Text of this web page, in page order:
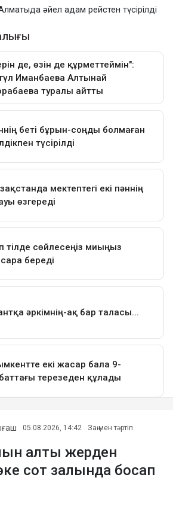
әйел адам рейстен түсірілді
05.08.2026, 14:42 Заң мен тәртіп
алты жерден
сот залында босап